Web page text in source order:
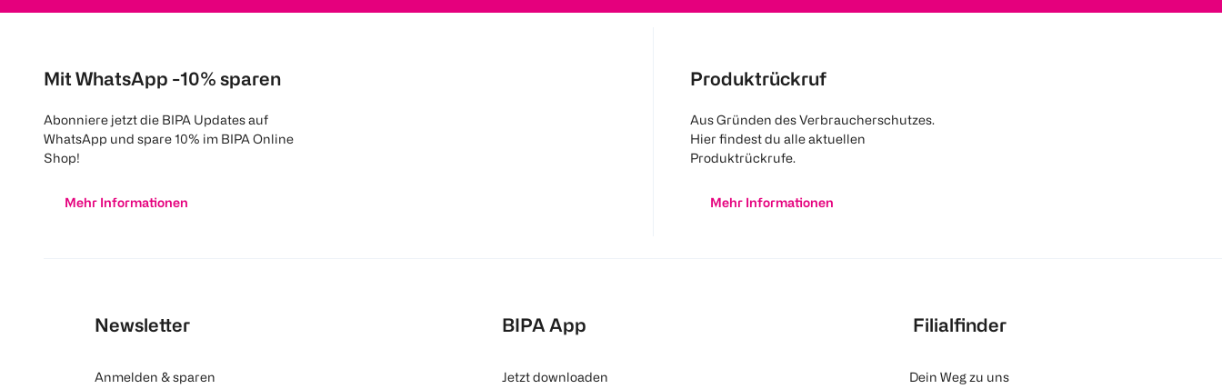
Mit WhatsApp -10% sparen
Abonniere jetzt die BIPA Updates auf
WhatsApp und spare 10% im BIPA Online
Shop!
Mehr Informationen
Produktrückruf
Aus Gründen des Verbraucherschutzes.
Hier findest du alle aktuellen
Produktrückrufe.
Mehr Informationen
Newsletter
Anmelden & sparen
BIPA App
Jetzt downloaden
Filialfinder
Dein Weg zu uns